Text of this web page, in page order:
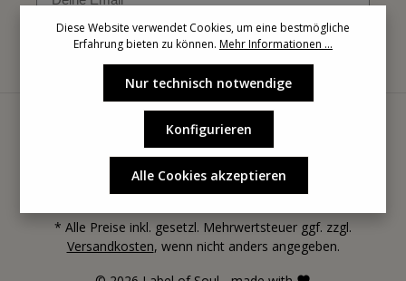
* Alle Preise inkl. gesetzl. Mehrwertsteuer ggf. zzgl.
Versandkosten, wenn nicht anders angegeben.
Diese Website verwendet Cookies, um eine bestmögliche
Erfahrung bieten zu können. Mehr Informationen ...
Nur technisch notwendige
Konfigurieren
Alle Cookies akzeptieren